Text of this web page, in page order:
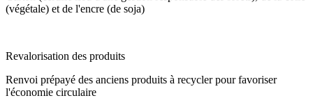
(végétale) et de l'encre (de soja)
Revalorisation des produits
Renvoi prépayé des anciens produits à recycler pour favoriser
l'économie circulaire